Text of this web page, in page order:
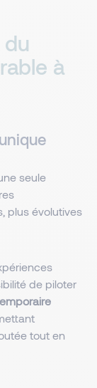
du
à
seule
plus évolutives
de piloter
tout en